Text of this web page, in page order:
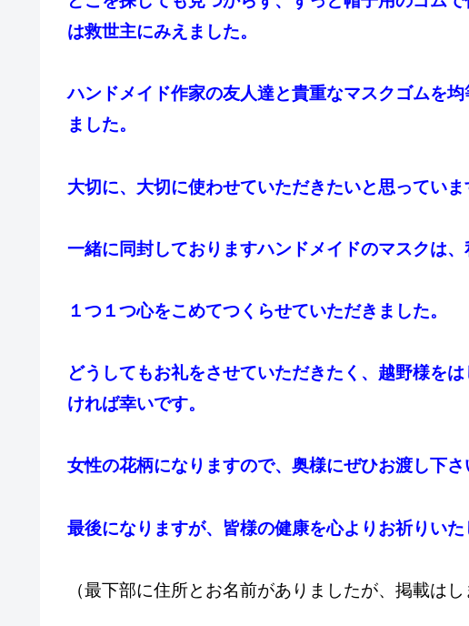
は救世主にみえました。
ハンドメイド作家の友人達と貴重なマスクゴムを
ました。
大切に、大切に使わせていただきたいと思っていま
一緒に同封しておりますハンドメイドのマスクは、
１つ１つ心をこめてつくらせていただきました。
どうしてもお礼をさせていただきたく、越野様を
ければ幸いです。
女性の花柄になりますので、奥様にぜひお渡し下さ
最後になりますが、皆様の健康を心よりお祈り
（最下部に住所とお名前がありましたが、掲載はし